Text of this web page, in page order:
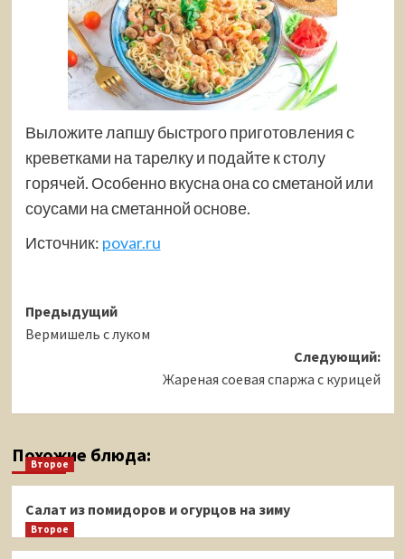
Выложите лапшу быстрого приготовления с
креветками на тарелку и подайте к столу
горячей. Особенно вкусна она со сметаной или
соусами на сметанной основе.
Источник: povar.ru
Навигация
записи
Предыдущий
Вермишель с луком
Следующий:
Жареная соевая спаржа с курицей
Похожие блюда:
Второе
Салат из помидоров и огурцов на зиму
Второе